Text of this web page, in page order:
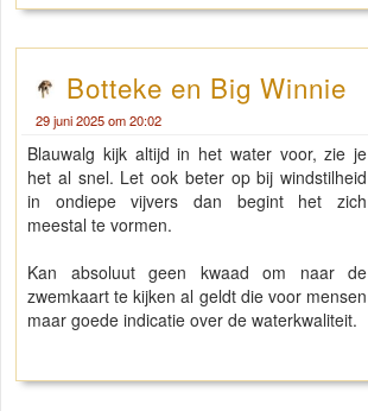
Botteke en Big Winnie
29 juni 2025 om 20:02
Blauwalg kijk altijd in het water voor, zie je
het al snel. Let ook beter op bij windstilheid
in ondiepe vijvers dan begint het zich
meestal te vormen.
Kan absoluut geen kwaad om naar de
zwemkaart te kijken al geldt die voor mensen
maar goede indicatie over de waterkwaliteit.